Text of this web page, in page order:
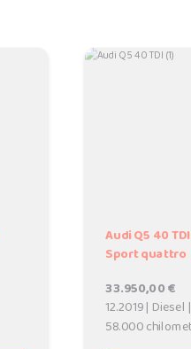
Audi Q5 40
Sport quattro
33.950,00 €
12.2019 | Diesel
58.000